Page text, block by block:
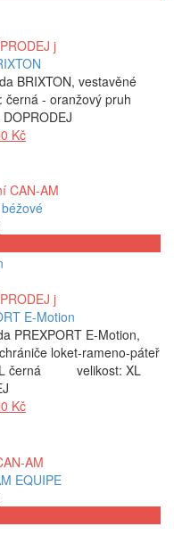
Kč. 800 Kč.
j
BRIXTON, vestavěné
černá - oranžový pruh
KčAktuální
2
200 Kč.
CAN-AM
j
E-Motion
PREXPORT E-Motion,
loket-rameno-páteř
černá velikost: XL
KčAktuální
1
990 Kč.
AM
EQUIPE